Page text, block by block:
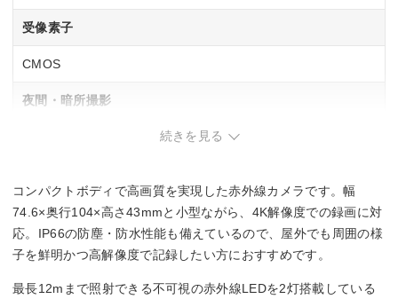
受像素子
CMOS
夜間・暗所撮影
IP66
人感センサー
◯
続きを見る
コンパクトボディで高画質を実現した赤外線カメラです。幅
74.6×奥行104×高さ43mmと小型ながら、4K解像度での録画に対
応。IP66の防塵・防水性能も備えているので、屋外でも周囲の様
子を鮮明かつ高解像度で記録したい方におすすめです。
最長12mまで照射できる不可視の赤外線LEDを2灯搭載している